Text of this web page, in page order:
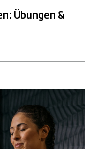
Übungen &